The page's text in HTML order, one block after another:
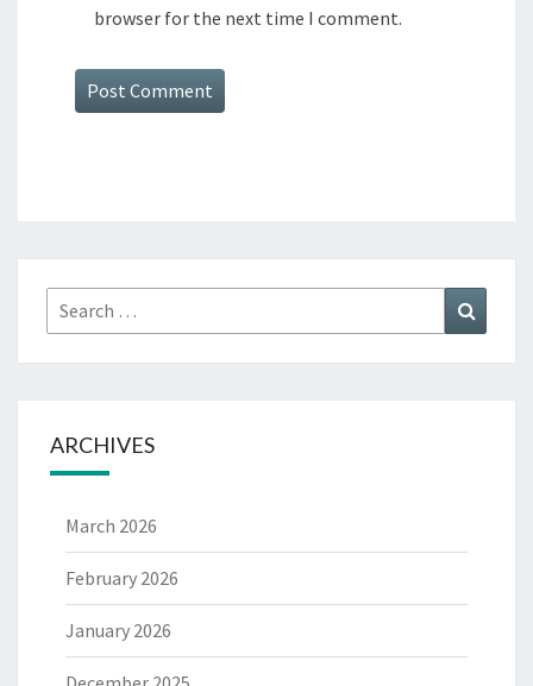
browser for the next time I comment.
Search
for:
ARCHIVES
March 2026
February 2026
January 2026